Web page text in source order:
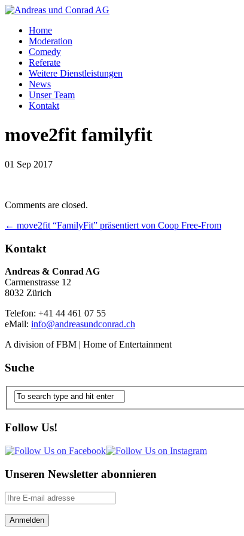
Home
Moderation
Comedy
Referate
Weitere Dienstleistungen
News
Unser Team
Kontakt
move2fit familyfit
01 Sep 2017
Comments are closed.
← move2fit “FamilyFit” präsentiert von Coop Free-From
Kontakt
Andreas & Conrad AG
Carmenstrasse 12
8032 Zürich
Telefon: +41 44 461 07 55
eMail: info@andreasundconrad.ch
A division of FBM | Home of Entertainment
Suche
Follow Us!
Unseren Newsletter abonnieren